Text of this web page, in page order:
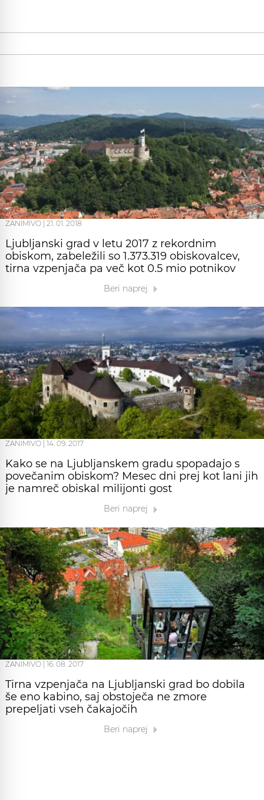
ZANIMIVO | 21. 01. 2018
Ljubljanski grad v letu 2017 z rekordnim
obiskom, zabeležili so 1.373.319 obiskovalcev,
tirna vzpenjača pa več kot 0.5 mio potnikov
Beri naprej
ZANIMIVO 14. 09. 2017
Kako se na Ljubljanskem gradu spopadajo s
povečanim obiskom? Mesec dni prej kot lani jih
je namreč obiskal milijonti gost
Beri naprej
ZANIMIVO 16. 08. 2017
Tirna vzpenjača na Ljubljanski grad bo dobila
še eno kabino, saj obstoječa ne zmore
prepeljati vseh čakajočih
Beri naprej